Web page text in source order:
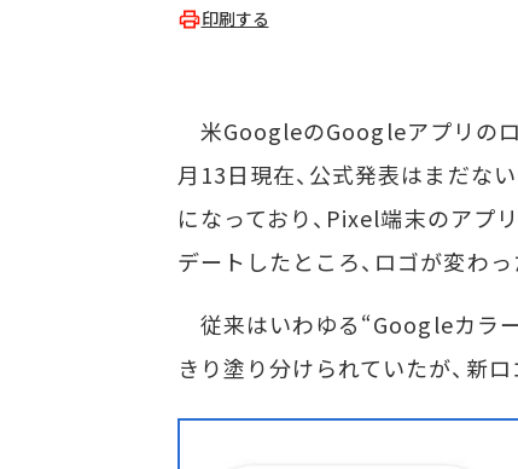
印刷する
米GoogleのGoogleアプリのロ
月13日現在、公式発表はまだな
になっており、Pixel端末のアプ
デートしたところ、ロゴが変わっ
従来はいわゆる“Googleカラー
きり塗り分けられていたが、新